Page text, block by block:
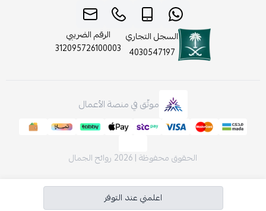
اعلمني عند التوفر
السجل التجاري
4030547197
الرقم الضريبي
312095726100003
موثّق في منصة الأعمال
الحقوق محفوظة | 2026 روائح الجمال